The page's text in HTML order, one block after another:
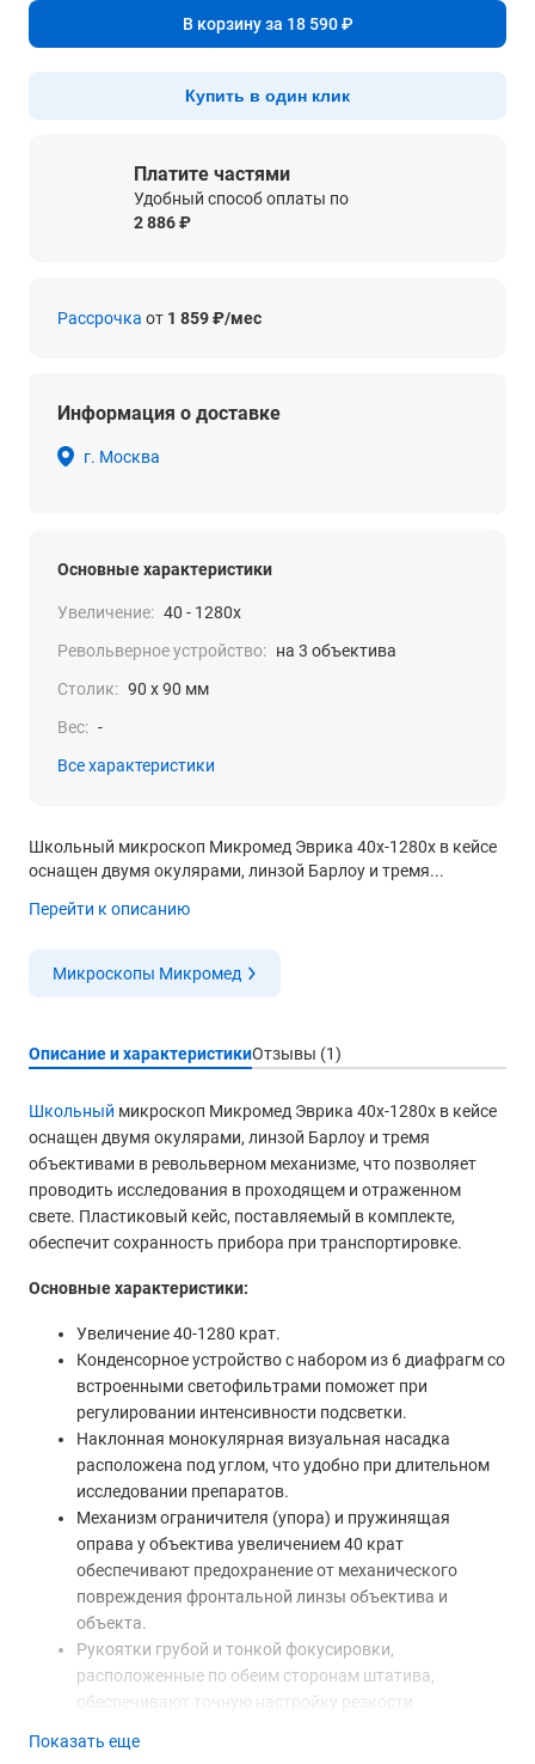
В корзину за 18 590 ₽
Купить в один клик
Платите частями
Удобный способ оплаты по
2 886 ₽
Рассрочка от 1 859 ₽/мес
Информация о доставке
г. Москва
Основные характеристики
Увеличение: 40 - 1280x
Револьверное устройство: на 3 объектива
Столик: 90 х 90 мм
Вес: -
Все характеристики
Школьный микроскоп Микромед Эврика 40x-1280x в кейсе
оснащен двумя окулярами, линзой Барлоу и тремя...
Перейти к описанию
Микроскопы Микромед
Описание и характеристикиОтзывы (1)
Школьный микроскоп Микромед Эврика 40x-1280x в кейсе
оснащен двумя окулярами, линзой Барлоу и тремя
объективами в револьверном механизме, что позволяет
проводить исследования в проходящем и отраженном
свете. Пластиковый кейс, поставляемый в комплекте,
обеспечит сохранность прибора при транспортировке.
Основные характеристики:
Увеличение 40-1280 крат.
Конденсорное устройство с набором из 6 диафрагм со
встроенными светофильтрами поможет при
регулировании интенсивности подсветки.
Наклонная монокулярная визуальная насадка
расположена под углом, что удобно при длительном
исследовании препаратов.
Механизм ограничителя (упора) и пружинящая
оправа у объектива увеличением 40 крат
обеспечивают предохранение от механического
повреждения фронтальной линзы объектива и
объекта.
Рукоятки грубой и тонкой фокусировки,
расположенные по обеим сторонам штатива,
обеспечивают точную настройку резкости
Показать еще